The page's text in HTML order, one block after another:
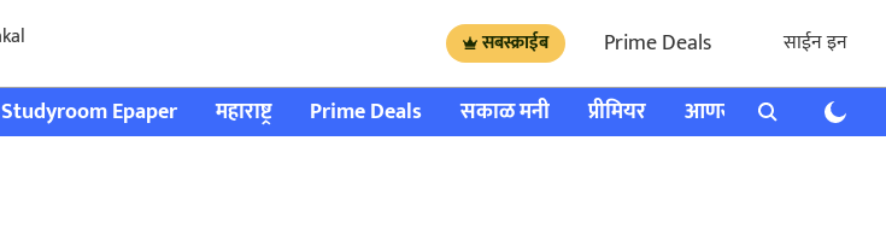
सबस्क्राईब Prime Deals साईन इन
Studyroom Epaper महाराष्ट्र Prime Deals सकाळ मनी प्रीमियर आणखी राशी भविष्य